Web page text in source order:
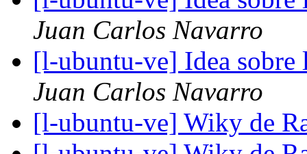
Juan Carlos Navarro
[l-ubuntu-ve] Idea
Juan Carlos Navarro
[l-ubuntu-ve] Wiky de